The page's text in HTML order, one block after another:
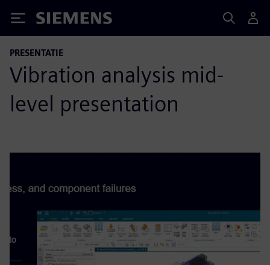
Siemens
PRESENTATIE
Vibration analysis mid-
level presentation